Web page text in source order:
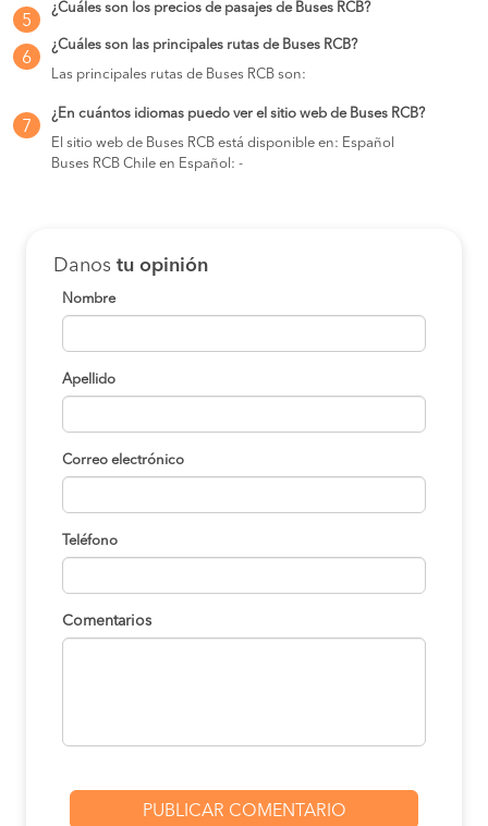
5
¿Cuáles son los precios de pasajes de Buses RCB?
6
¿Cuáles son las principales rutas de Buses RCB?
Las principales rutas de Buses RCB son:
7
¿En cuántos idiomas puedo ver el sitio web de Buses RCB?
El sitio web de Buses RCB está disponible en: Español
Buses RCB Chile en Español: -
Danos tu opinión
Nombre
Apellido
Correo electrónico
Teléfono
Comentarios